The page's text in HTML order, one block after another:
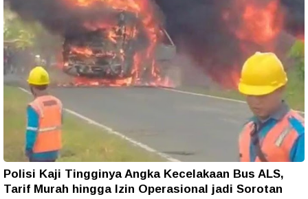
Polisi Kaji Tingginya Angka Kecelakaan Bus ALS,
Tarif Murah hingga Izin Operasional jadi Sorotan